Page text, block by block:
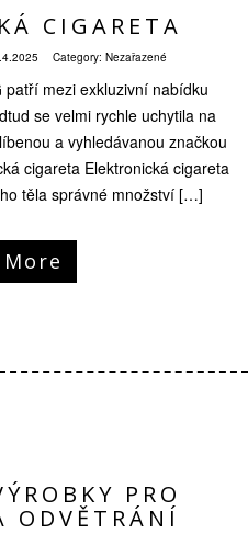
CIGARETA
Category: Nezařazené
patří mezi exkluzivní nabídku
se velmi rychle uchytila na
a vyhledávanou značkou
cigareta Elektronická cigareta
těla správné množství […]
More
PRO
ODVĚTRÁNÍ